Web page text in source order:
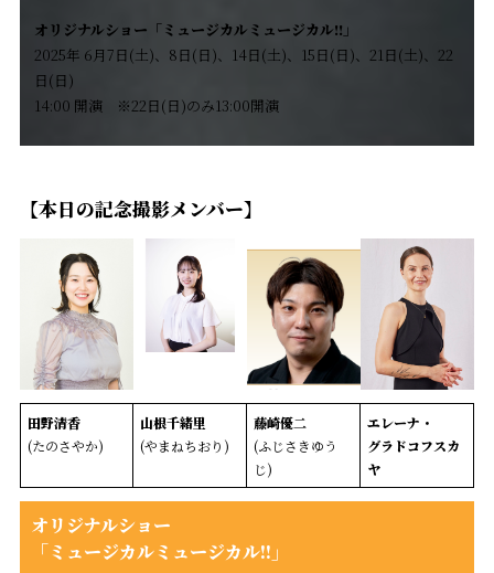
オリジナルショー「ミュージカルミュージカル!!」
2025年 6月7日(土)、8日(日)、14日(土)、15日(日)、21日(土)、22
日(日)
14:00 開演 ※22日(日)のみ13:00開演
【本日の記念撮影メンバー】
田野清香
(たのさやか)
山根千緒里
(やまねちおり)
藤崎優二
(ふじさきゆう
じ)
エレーナ・
グラドコフスカ
ヤ
オリジナルショー
「ミュージカルミュージカル!!」